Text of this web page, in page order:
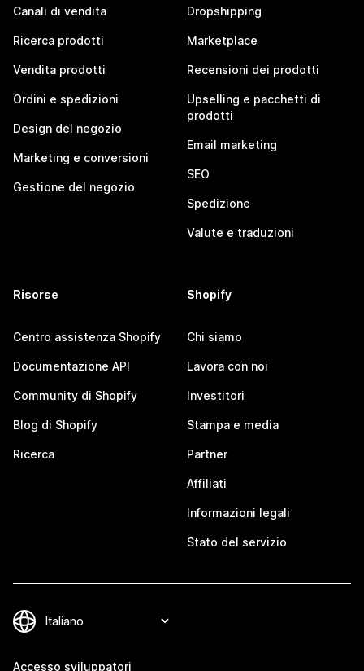
Canali di vendita
Ricerca prodotti
Vendita prodotti
Ordini e spedizioni
Design del negozio
Marketing e conversioni
Gestione del negozio
Dropshipping
Marketplace
Recensioni dei prodotti
Upselling e pacchetti di
prodotti
Email marketing
SEO
Spedizione
Valute e traduzioni
Risorse
Centro assistenza Shopify
Documentazione API
Community di Shopify
Blog di Shopify
Ricerca
Shopify
Chi siamo
Lavora con noi
Investitori
Stampa e media
Partner
Affiliati
Informazioni legali
Stato del servizio
Accesso sviluppatori